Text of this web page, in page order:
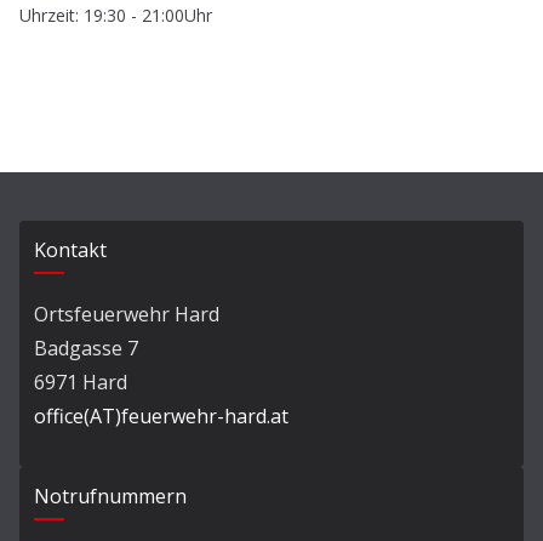
Uhrzeit: 19:30 - 21:00Uhr
Kontakt
Ortsfeuerwehr Hard
Badgasse 7
6971 Hard
office(AT)feuerwehr-hard.at
Notrufnummern